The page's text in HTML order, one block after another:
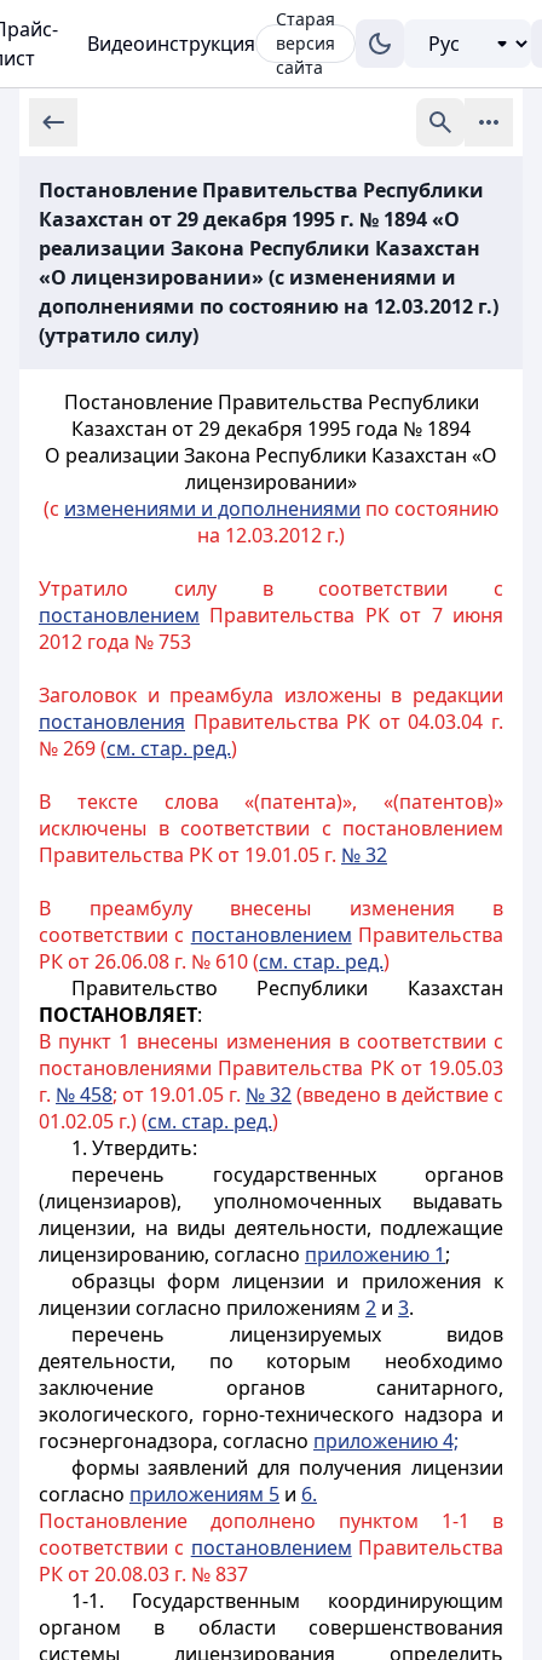
Видеоинструкция
Старая
версия
сайта
Постановление Правительства Республики
Казахстан от 29 декабря 1995 г. № 1894 «О
реализации Закона Республики Казахстан
«О лицензировании» (с изменениями и
дополнениями по состоянию на 12.03.2012 г.)
(утратило силу)
Постановление Правительства Республики
Казахстан от 29 декабря 1995 года № 1894
О реализации Закона Республики Казахстан «О
лицензировании»
(с изменениями и дополнениями по состоянию
на 12.03.2012 г.)
Утратило силу в соответствии с
постановлением Правительства РК от 7 июня
2012 года № 753
Заголовок и преамбула изложены в редакции
постановления Правительства РК от 04.03.04 г.
№ 269 (см. стар. ред.)
В тексте слова «(патента)», «(патентов)»
исключены в соответствии с постановлением
Правительства РК от 19.01.05 г. № 32
В преамбулу внесены изменения в
соответствии с постановлением Правительства
РК от 26.06.08 г. № 610 (см. стар. ред.)
Правительство Республики Казахстан
ПОСТАНОВЛЯЕТ:
В пункт 1 внесены изменения в соответствии с
постановлениями Правительства РК от 19.05.03
г. № 458; от 19.01.05 г. № 32(введено в действие с
01.02.05 г.) (см. стар. ред.)
1. Утвердить:
перечень государственных органов
(лицензиаров), уполномоченных выдавать
лицензии, на виды деятельности, подлежащие
лицензированию, согласно приложению 1;
образцы форм лицензии и приложения к
лицензии согласно приложениям 2 и 3.
перечень лицензируемых видов
деятельности, по которым необходимо
заключение органов санитарного,
экологического, горно-технического надзора и
госэнергонадзора, согласно приложению 4;
формы заявлений для получения лицензии
согласно приложениям 5 и 6.
Постановление дополнено пунктом 1-1 в
соответствии с постановлением Правительства
РК от 20.08.03 г. № 837
1-1. Государственным координирующим
органом в области совершенствования
системы лицензирования определить